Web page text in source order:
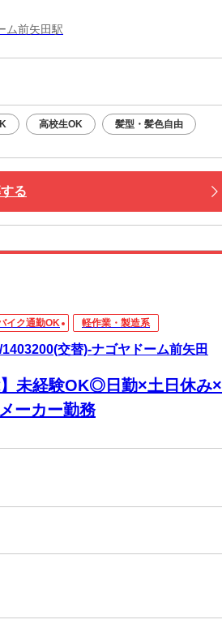
ム前矢田駅
高校生OK 髪型・髪色自由
る
イク通勤OK 軽作業・製造系
交替)-ナゴヤドーム前矢田
】未経験OK◎日勤×土日休み×
ーカー勤務